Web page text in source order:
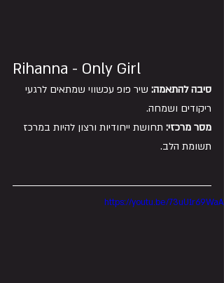
Rihanna - Only Girl
סיבה להתאמה: שיר פופ עכשווי שמתאים לרגעי
ריקודים ושמחה.
מסר מרכזי: תחושת ייחודיות ורצון להיות במרכז
תשומת הלב.
https://youtu.be/73uU1r69WaA